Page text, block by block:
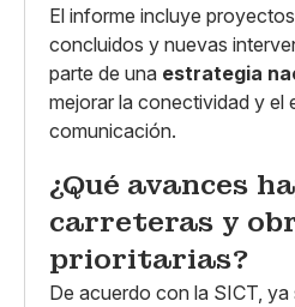
El informe incluye
concluidos y nuevas
parte de una estrategia
mejorar la conectividad y el
comunicación.
¿Qué avances
carreteras y
prioritarias?
De acuerdo con la SICT,